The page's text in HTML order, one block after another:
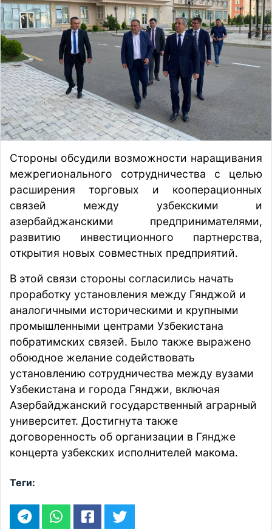
Стороны обсудили возможности наращивания
межрегионального сотрудничества с целью
расширения торговых и кооперационных
связей между узбекскими и
азербайджанскими предпринимателями,
развитию инвестиционного партнерства,
открытия новых совместных предприятий.
В этой связи стороны согласились начать
проработку установления между Гянджой и
аналогичными историческими и крупными
промышленными центрами Узбекистана
побратимских связей. Было также выражено
обоюдное желание содействовать
установлению сотрудничества между вузами
Узбекистана и города Гянджи, включая
Азербайджанский государственный аграрный
университет. Достигнута также
договоренность об организации в Гяндже
концерта узбекских исполнителей макома.
Теги: